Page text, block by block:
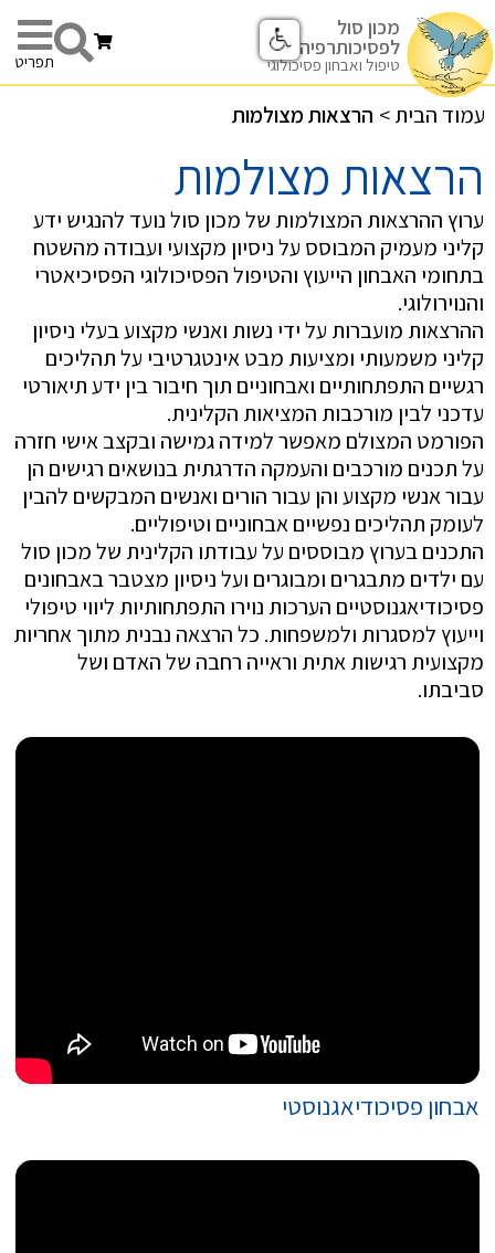
מכון סול
לפסיכותרפיה
טיפול ואבחון פסיכולוגי תפריט
הרצאות מצולמות > עמוד הבית
הרצאות מצולמות
ערוץ ההרצאות המצולמות של מכון סול נועד להנגיש ידע
קליני מעמיק המבוסס על ניסיון מקצועי ועבודה מהשטח
בתחומי האבחון הייעוץ והטיפול הפסיכולוגי הפסיכיאטרי
והנוירולוגי.
ההרצאות מועברות על ידי נשות ואנשי מקצוע בעלי ניסיון
קליני משמעותי ומציעות מבט אינטגרטיבי על תהליכים
רגשיים התפתחותיים ואבחוניים תוך חיבור בין ידע תיאורטי
עדכני לבין מורכבות המציאות הקלינית.
הפורמט המצולם מאפשר למידה גמישה ובקצב אישי חזרה
על תכנים מורכבים והעמקה הדרגתית בנושאים רגישים הן
עבור אנשי מקצוע והן עבור הורים ואנשים המבקשים להבין
לעומק תהליכים נפשיים אבחוניים וטיפוליים.
התכנים בערוץ מבוססים על עבודתו הקלינית של מכון סול
עם ילדים מתבגרים ומבוגרים ועל ניסיון מצטבר באבחונים
פסיכודיאגנוסטיים הערכות נוירו התפתחותיות ליווי טיפולי
וייעוץ למסגרות ולמשפחות. כל הרצאה נבנית מתוך אחריות
מקצועית רגישות אתית וראייה רחבה של האדם ושל
סביבתו.
אבחון פסיכודיאגנוסטי